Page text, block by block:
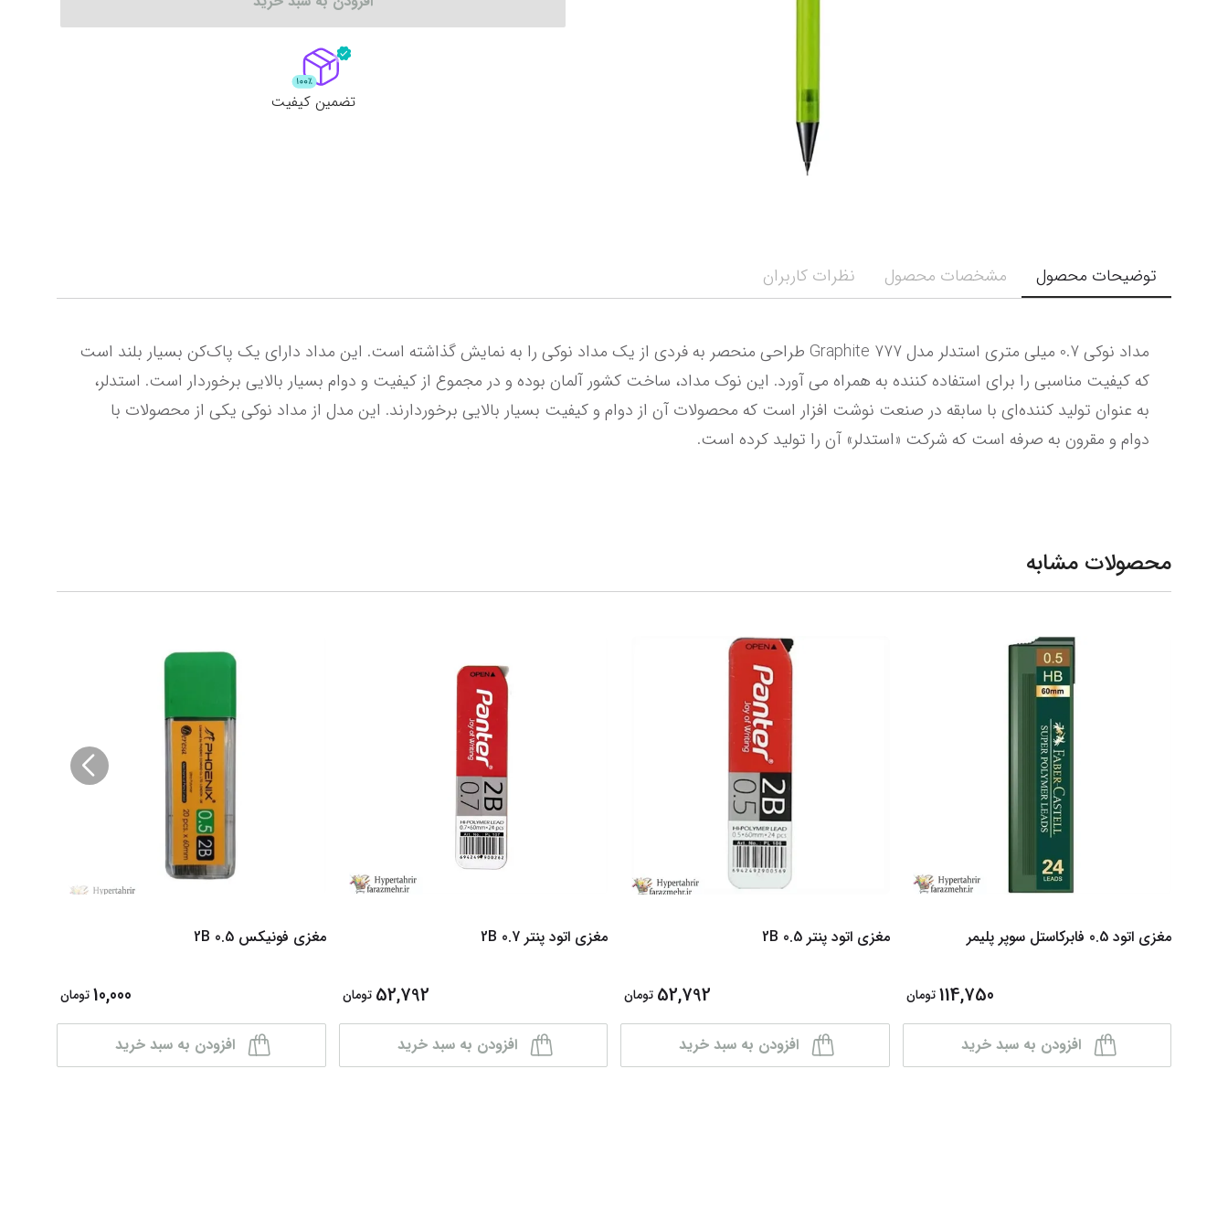
نمایش همه محصولاتنمایش همه محصولات
تضمین کیفیت
توضیحات محصول مشخصات محصول نظرات کاربران
دوام و مقرون به صرفه است که شرکت «استدلر» آن را تولید کرده است.
محصولات مشابه
مغزی اتود 0.5 فابرکاستل سوپر پلیمر
114,750 تومان
افزودن به سبد خرید
مغزی اتود پنتر 0.5 2B
52,792 تومان
افزودن به سبد خرید
مغزی اتود پنتر 0.7 2B
52,792 تومان
افزودن به سبد خرید
مغزی فونیکس 0.5 2B
10,000تومان
افزودن به سبد خرید